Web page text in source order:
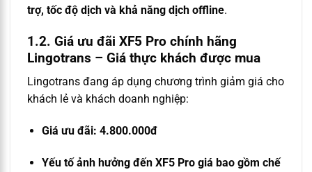
trợ, tốc độ dịch và khả năng dịch offline.
1.2. Giá ưu đãi XF5 Pro chính hãng
Lingotrans – Giá thực khách được mua
Lingotrans đang áp dụng chương trình giảm giá cho
khách lẻ và khách doanh nghiệp:
Giá ưu đãi: 4.800.000đ
Yếu tố ảnh hưởng đến XF5 Pro giá bao gồm chế